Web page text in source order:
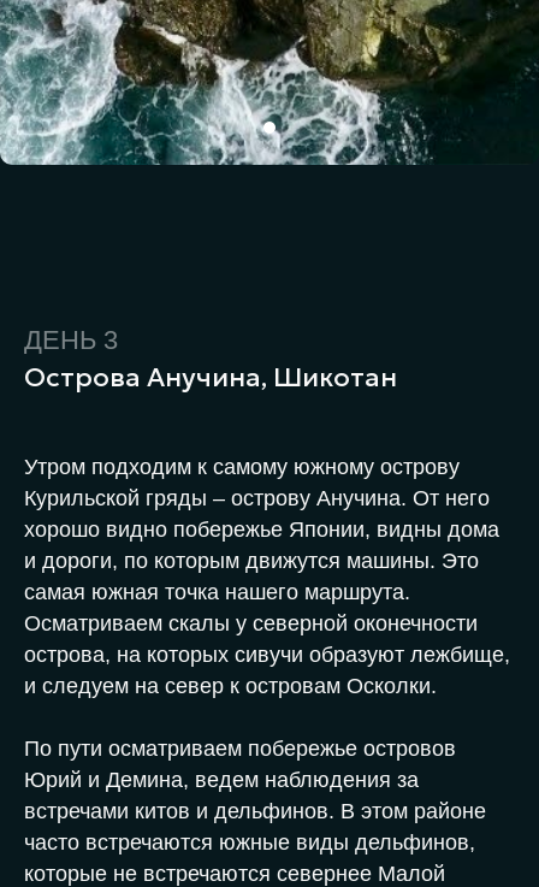
ДЕНЬ 3
Острова Анучина, Шикотан
Утром подходим к самому южному острову
Курильской гряды – острову Анучина. От него
хорошо видно побережье Японии, видны дома
и дороги, по которым движутся машины. Это
самая южная точка нашего маршрута.
Осматриваем скалы у северной оконечности
острова, на которых сивучи образуют лежбище,
и следуем на север к островам Осколки.
По пути осматриваем побережье островов
Юрий и Демина, ведем наблюдения за
встречами китов и дельфинов. В этом районе
часто встречаются южные виды дельфинов,
которые не встречаются севернее Малой